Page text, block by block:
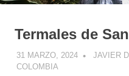
Termales de
31 MARZO, 2024 JAVIER
COLOMBIA